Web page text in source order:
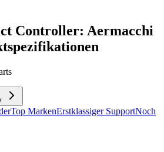
Controller: Aermacchi
Top MarkenErstklassiger SupportNoch